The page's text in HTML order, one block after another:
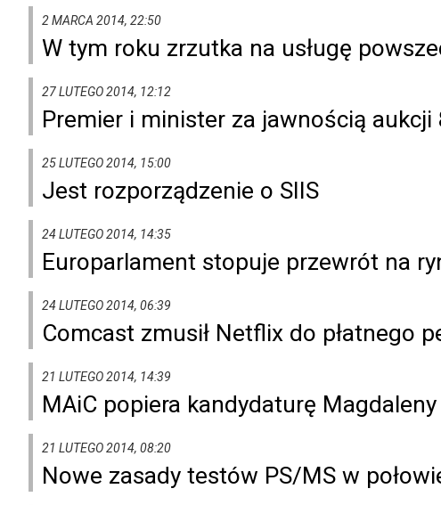
2 MARCA 2014, 22:50
W tym roku zrzutka na usługę
27 LUTEGO 2014, 12:12
Premier i minister za jawnością
25 LUTEGO 2014, 15:00
Jest rozporządzenie o SIIS
24 LUTEGO 2014, 14:35
Europarlament stopuje przewrót na
24 LUTEGO 2014, 06:39
Comcast zmusił Netflix do płatnego
21 LUTEGO 2014, 14:39
MAiC popiera kandydaturę Magdaleny
21 LUTEGO 2014, 08:20
Nowe zasady testów PS/MS w